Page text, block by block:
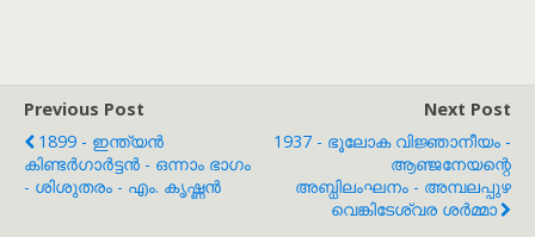
Previous Post
1899 - ഇന്ത്യൻ
കിണ്ടർഗാർട്ടൻ - ഒന്നാം ഭാഗം
- ശിശുതരം - എം. കൃഷ്ണൻ
Next Post
1937 - ഭൂലോക വിജ്ഞാനീയം -
ആഞ്ജനേയന്റെ
അബ്ധിലംഘനം - അമ്പലപ്പുഴ
വെങ്കിടേശ്വര ശർമ്മാ